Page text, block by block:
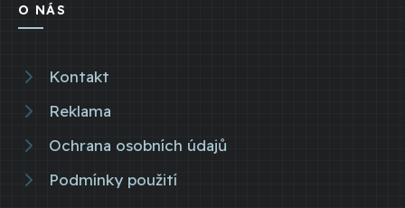
O NÁS
Kontakt
Reklama
Ochrana osobních údajů
Podmínky použití